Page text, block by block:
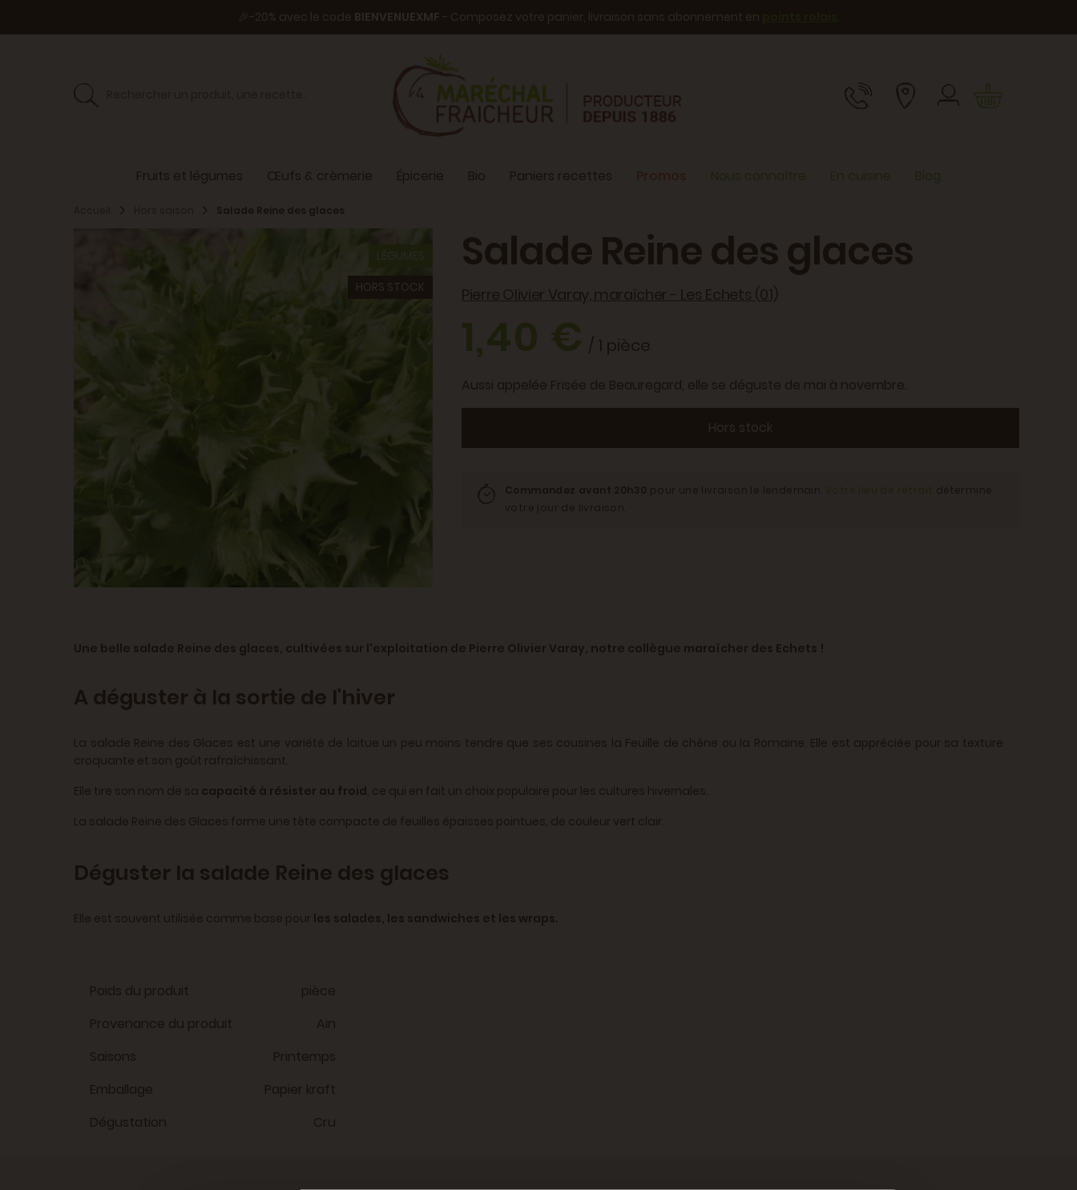
🎉-20% avec le code BIENVENUEXMF - Composez votre panier, livraison sans abonnement en .
Fruits et légumes Œufs & crèmerie Épicerie Bio Paniers recettes Nous connaître En cuisine Blog
Salade Reine des glaces
LÉGUMES
HORS STOCK
Salade Reine des glaces
Pierre Olivier Varay, maraîcher - Les Echets (01)
1,40 €/ 1 pièce
Aussi appelée Frisée de Beauregard, elle se déguste de mai à novembre.
Hors stock
Une belle salade Reine des glaces, cultivées sur l'exploitation de Pierre Olivier Varay, notre collègue maraîcher des Echets !
A déguster à la sortie de l'hiver
La salade Reine des Glaces est une variété de laitue un peu moins tendre que ses cousines la Feuille de chêne ou la Romaine. Elle est appréciée pour sa texture
croquante et son goût rafraîchissant.
Elle tire son nom de sa capacité à résister au froid, ce qui en fait un choix populaire pour les cultures hivernales.
La salade Reine des Glaces forme une tête compacte de feuilles épaisses pointues, de couleur vert clair.
Déguster la salade Reine des glaces
Elle est souvent utilisée comme base pour les salades, les sandwiches et les wraps.
Poids du produit
pièce
Provenance du produit
Ain
Saisons
Printemps
Emballage
Papier kraft
Dégustation
Cru